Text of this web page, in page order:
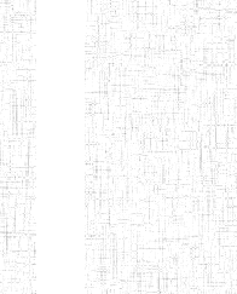
ENIEG LES
MOINILLONS
ENPIEG
BILINGUE
MAGAWATI
ENIEG